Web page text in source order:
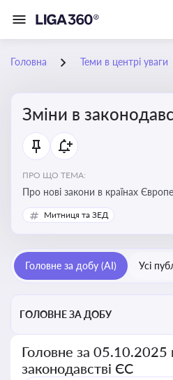
Головна Теми в центрі уваги
Зміни в
ПРО ЩО ТЕМА:
Про нові закони в країнах
впливають на умови торгівлі,
інтеграції та перспективу
Митниця та ЗЕД
Головне за добу (AI) Усі
ГОЛОВНЕ ЗА ДОБУ
Головне за 05.10.2025
законодавстві ЄС